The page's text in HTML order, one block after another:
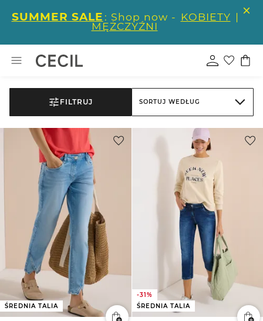
SUMMER SALE : Shop now - KOBIETY |
MĘŻCZYŹNI
FILTRUJ SORTUJ WEDŁUG
ŚREDNIA TALIA
-31%
ŚREDNIA TALIA